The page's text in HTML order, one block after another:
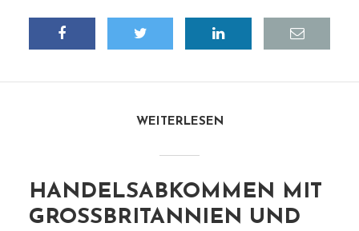
WEITERLESEN
HANDELSABKOMMEN MIT
GROSSBRITANNIEN UND C